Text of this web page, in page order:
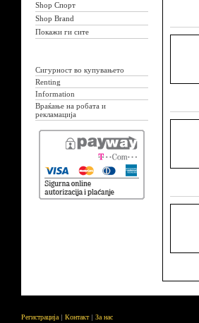
Shop Спорт
Shop Brand
Покажи ги сите
Сигурност во купувањето
Renting
Information
Враќање на робата и
рекламација
Регистрација Контакт
За нас